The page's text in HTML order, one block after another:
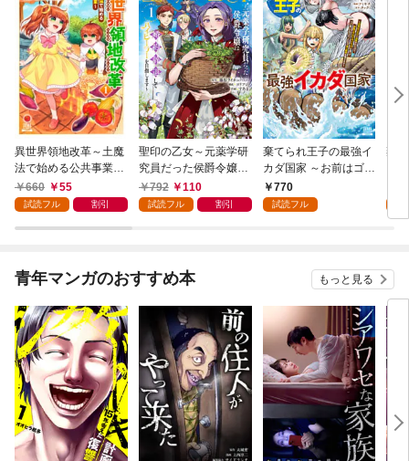
異世界領地改革～土魔
法で始める公共事業～
1巻660 55
試読フル 割引
聖印の乙女～元薬学研
究員だった侯爵令嬢は
婚約辞退してハイヒー
ラーを目指します～ 1
792 110
試読フル 割引
棄てられ王子の最強イ
カダ国家 ～お前はゴミ
だと追放されたので、
無駄スキル【リサイク
【特典イラスト付き】
770
試読フル
棄
無
ル
版 1
青年マンガのおすすめ本 もっと見る